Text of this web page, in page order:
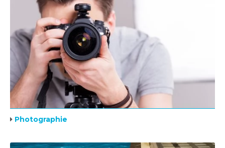
Photographie